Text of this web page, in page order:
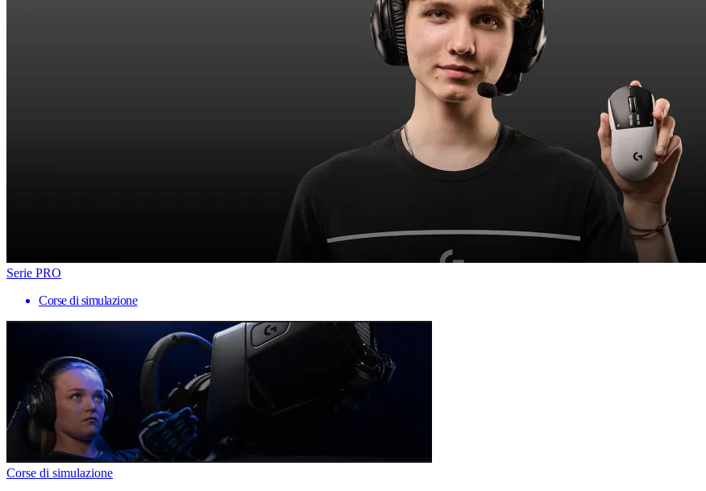
Serie PRO
Corse di simulazione
Corse di simulazione